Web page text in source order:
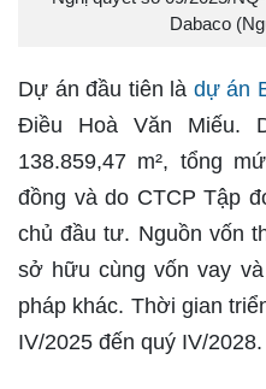
Dabaco
Dự án đầu tiên là dự án
Điều Hoà Văn Miếu.
138.859,47 m², tổng
đồng và do CTCP Tập
chủ đầu tư. Nguồn vốn
sở hữu cùng vốn vay
pháp khác. Thời gian
IV/2025 đến quý IV/2028.